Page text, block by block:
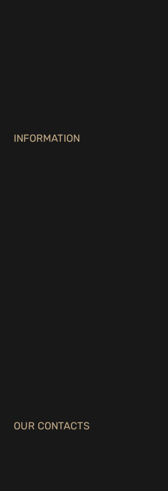
INFORMATION
OUR CONTACTS